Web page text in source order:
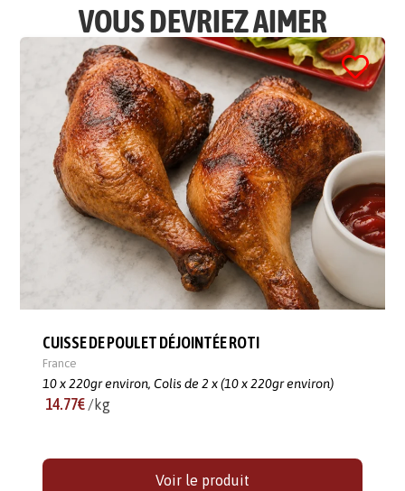
VOUS DEVRIEZ AIMER
CUISSE DE POULET DÉJOINTÉE ROTI
France
10 x 220gr environ, Colis de 2 x (10 x 220gr environ)
14.77€ /kg
Voir le produit